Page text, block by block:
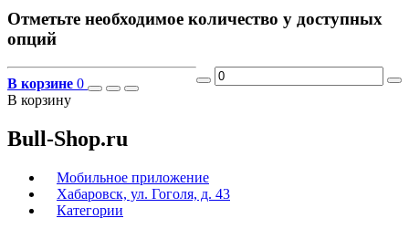
Отметьте необходимое количество у доступных
опций
В корзине 0
В корзину
Bull-Shop.ru
Мобильное приложение
Хабаровск, ул. Гоголя, д. 43
Категории